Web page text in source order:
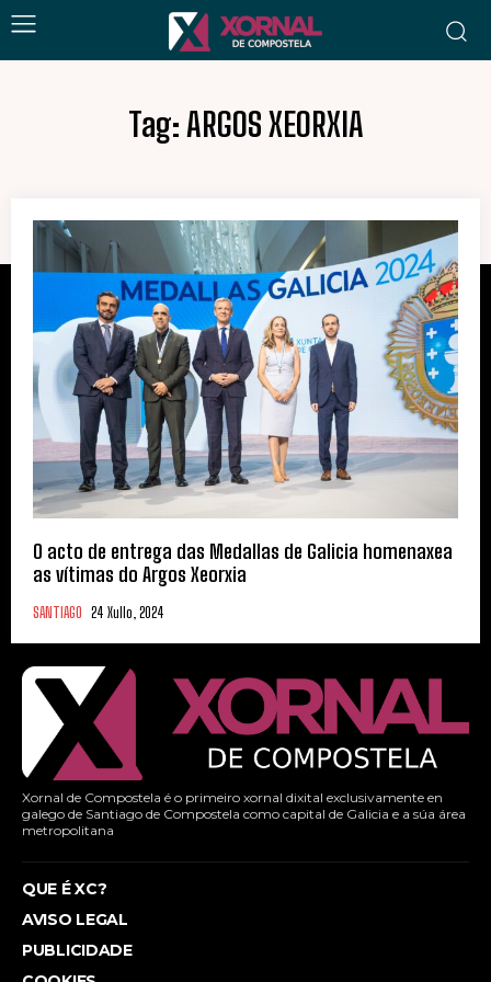
Tag: ARGOS XEORXIA
O acto de entrega das Medallas de Galicia homenaxea
as vítimas do Argos Xeorxia
SANTIAGO 24 Xullo, 2024
Xornal de Compostela é o primeiro xornal dixital exclusivamente en
galego de Santiago de Compostela como capital de Galicia e a súa área
metropolitana
QUE É XC?
AVISO LEGAL
PUBLICIDADE